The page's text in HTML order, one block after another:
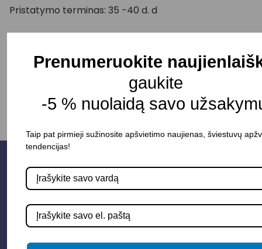
Pristatymo terminas: 35 -40 d. d
+ Į KREPŠELĮ
Prenumeruokite
gaukite
-5 % nuolaidą savo
Taip pat pirmieji sužinosite apšvietimo naujienas, šviestuvų
tendencijas!